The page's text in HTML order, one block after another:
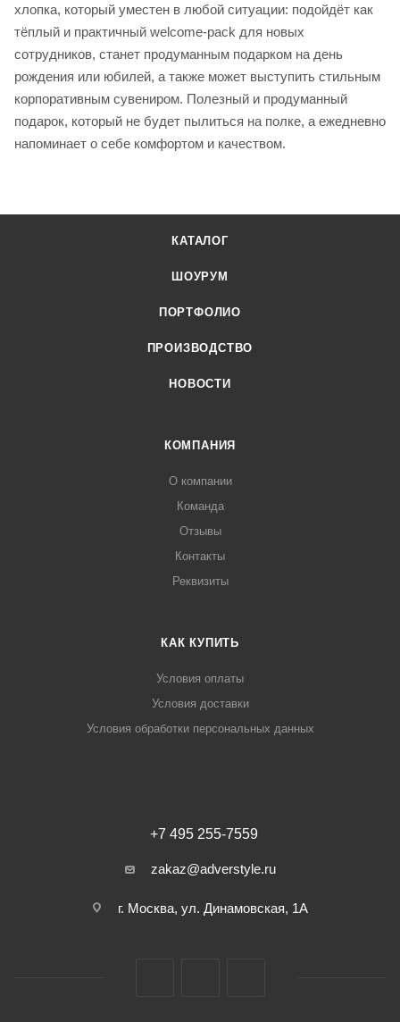
хлопка, который уместен в любой ситуации: подойдёт как
тёплый и практичный welcome-pack для новых
сотрудников, станет продуманным подарком на день
рождения или юбилей, а также может выступить стильным
корпоративным сувениром. Полезный и продуманный
подарок, который не будет пылиться на полке, а ежедневно
напоминает о себе комфортом и качеством.
КАТАЛОГ
ШОУРУМ
ПОРТФОЛИО
ПРОИЗВОДСТВО
НОВОСТИ
КОМПАНИЯ
О компании
Команда
Отзывы
Контакты
Реквизиты
КАК КУПИТЬ
Условия оплаты
Условия доставки
Условия обработки персональных данных
+7 495 255-7559
zakaz@adverstyle.ru
г. Москва, ул. Динамовская, 1А